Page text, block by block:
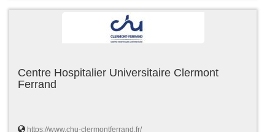
Centre Hospitalier Universitaire Clermont
Ferrand
https://www.chu-clermontferrand.fr/